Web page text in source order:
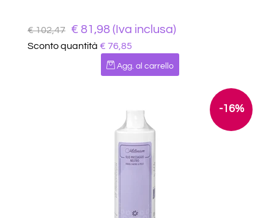
€ 102,47 € 81,98 (Iva inclusa)
Sconto quantità € 76,85
Quantità
Agg. al carrello
-16%